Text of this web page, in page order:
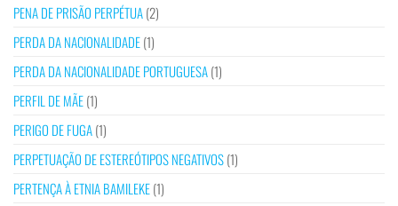
PENA DE PRISÃO PERPÉTUA(2)
PERDA DA NACIONALIDADE(1)
PERDA DA NACIONALIDADE PORTUGUESA(1)
PERFIL DE MÃE(1)
PERIGO DE FUGA(1)
PERPETUAÇÃO DE ESTEREÓTIPOS NEGATIVOS(1)
PERTENÇA À ETNIA BAMILEKE(1)